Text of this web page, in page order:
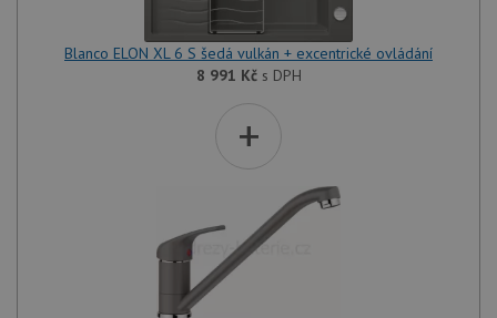
Blanco ELON XL 6 S šedá vulkán + excentrické ovládání
8 991 Kčs DPH
+